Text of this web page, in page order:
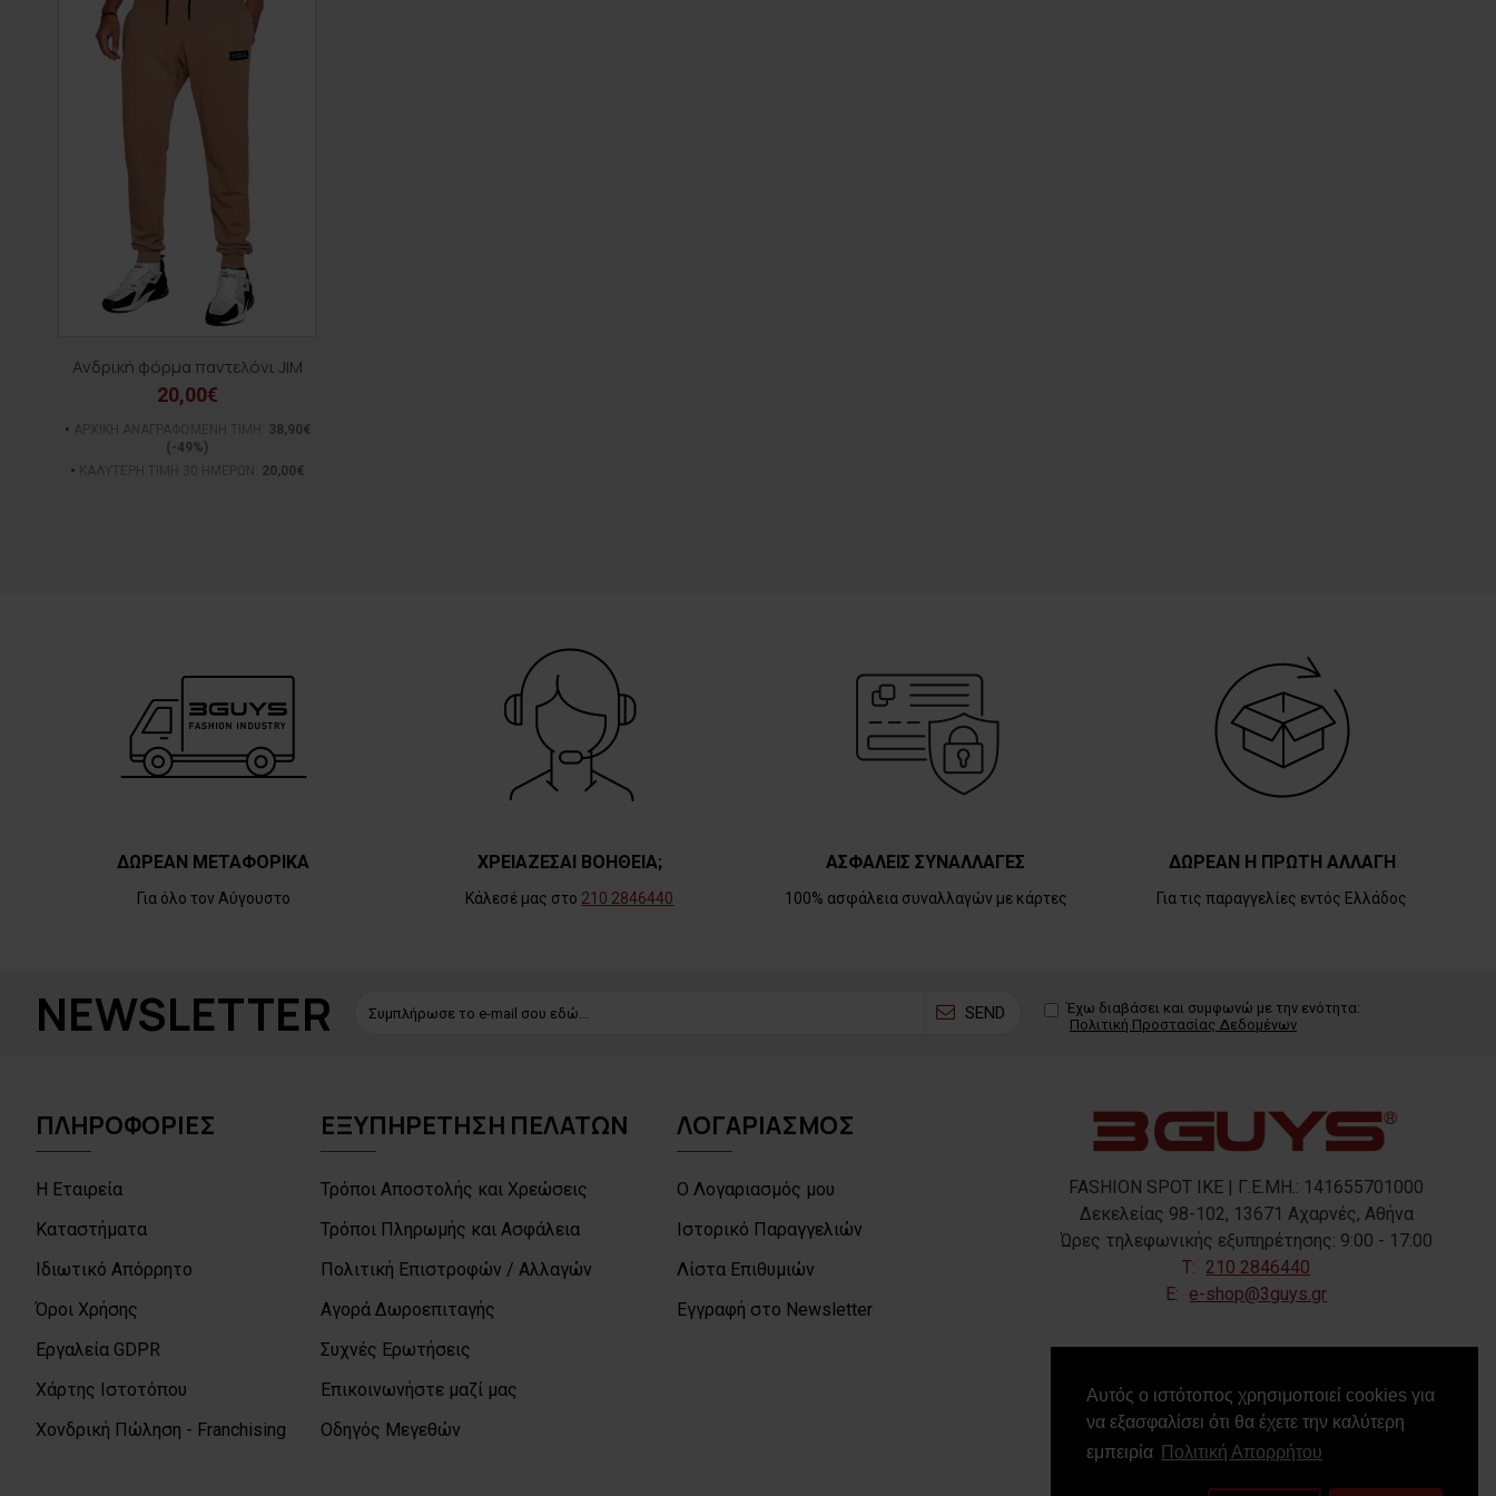
Αυτός ο ιστότοπος χρησιμοποιεί cookies για
να εξασφαλίσει ότι θα έχετε την καλύτερη
εμπειρία Πολιτική Απορρήτου
Ανδρική φόρμα παντελόνι JIM
20,00€
38,90€
(-49%)
20,00€
ΔΩΡΕΑΝ ΜΕΤΑΦΟΡΙΚΑ
Για όλο τον Αύγουστο
ΧΡΕΙΑΖΕΣΑΙ ΒΟΗΘΕΙΑ;
Κάλεσέ μας στο 210 2846440
ΑΣΦΑΛΕΙΣ ΣΥΝΑΛΛΑΓΕΣ
100% ασφάλεια συναλλαγών με κάρτες
ΔΩΡΕΑΝ Η ΠΡΩΤΗ ΑΛΛΑΓΗ
Για τις παραγγελίες εντός Ελλάδος
NEWSLETTER SEND
Έχω διαβάσει και συμφωνώ με την ενότητα:
Πολιτική Προστασίας Δεδομένων
ΠΛΗΡΟΦΟΡΙΕΣ
Η Εταιρεία
Καταστήματα
Ιδιωτικό Απόρρητο
Όροι Χρήσης
Εργαλεία GDPR
Χάρτης Ιστοτόπου
Χονδρική Πώληση - Franchising
ΕΞΥΠΗΡΕΤΗΣΗ ΠΕΛΑΤΩΝ
Τρόποι Αποστολής και Χρεώσεις
Τρόποι Πληρωμής και Ασφάλεια
Πολιτική Επιστροφών / Αλλαγών
Αγορά Δωροεπιταγής
Συχνές Ερωτήσεις
Επικοινωνήστε μαζί μας
Οδηγός Μεγεθών
ΛΟΓΑΡΙΑΣΜΟΣ
Ο Λογαριασμός μου
Ιστορικό Παραγγελιών
Λίστα Επιθυμιών
Εγγραφή στο Newsletter
FASHION SPOT IKE | Γ.Ε.ΜΗ.: 141655701000
Δεκελείας 98-102, 13671 Αχαρνές, Αθήνα
Ώρες τηλεφωνικής εξυπηρέτησης: 9:00 - 17:00
T: 210 2846440
E: e-shop@3guys.gr